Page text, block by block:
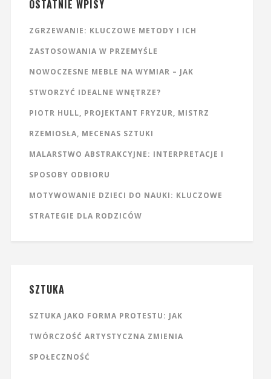
OSTATNIE WPISY
ZGRZEWANIE: KLUCZOWE METODY I ICH
ZASTOSOWANIA W PRZEMYŚLE
NOWOCZESNE MEBLE NA WYMIAR – JAK
STWORZYĆ IDEALNE WNĘTRZE?
PIOTR HULL, PROJEKTANT FRYZUR, MISTRZ
RZEMIOSŁA, MECENAS SZTUKI
MALARSTWO ABSTRAKCYJNE: INTERPRETACJE I
SPOSOBY ODBIORU
MOTYWOWANIE DZIECI DO NAUKI: KLUCZOWE
STRATEGIE DLA RODZICÓW
SZTUKA
SZTUKA JAKO FORMA PROTESTU: JAK
TWÓRCZOŚĆ ARTYSTYCZNA ZMIENIA
SPOŁECZNOŚĆ